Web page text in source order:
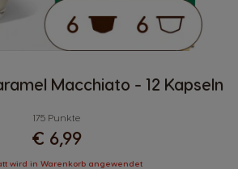
Macchiato - 12 Kapseln
€ 6,99
wird in Warenkorb angewendet
175 Punkte